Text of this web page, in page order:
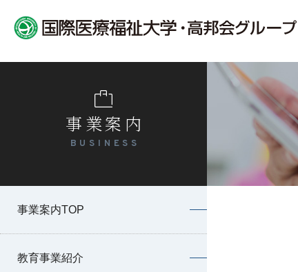
事業案内
BUSINESS
事業案内TOP
教育事業紹介